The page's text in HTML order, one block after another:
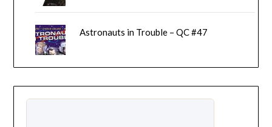
Astronauts in Trouble – QC #47